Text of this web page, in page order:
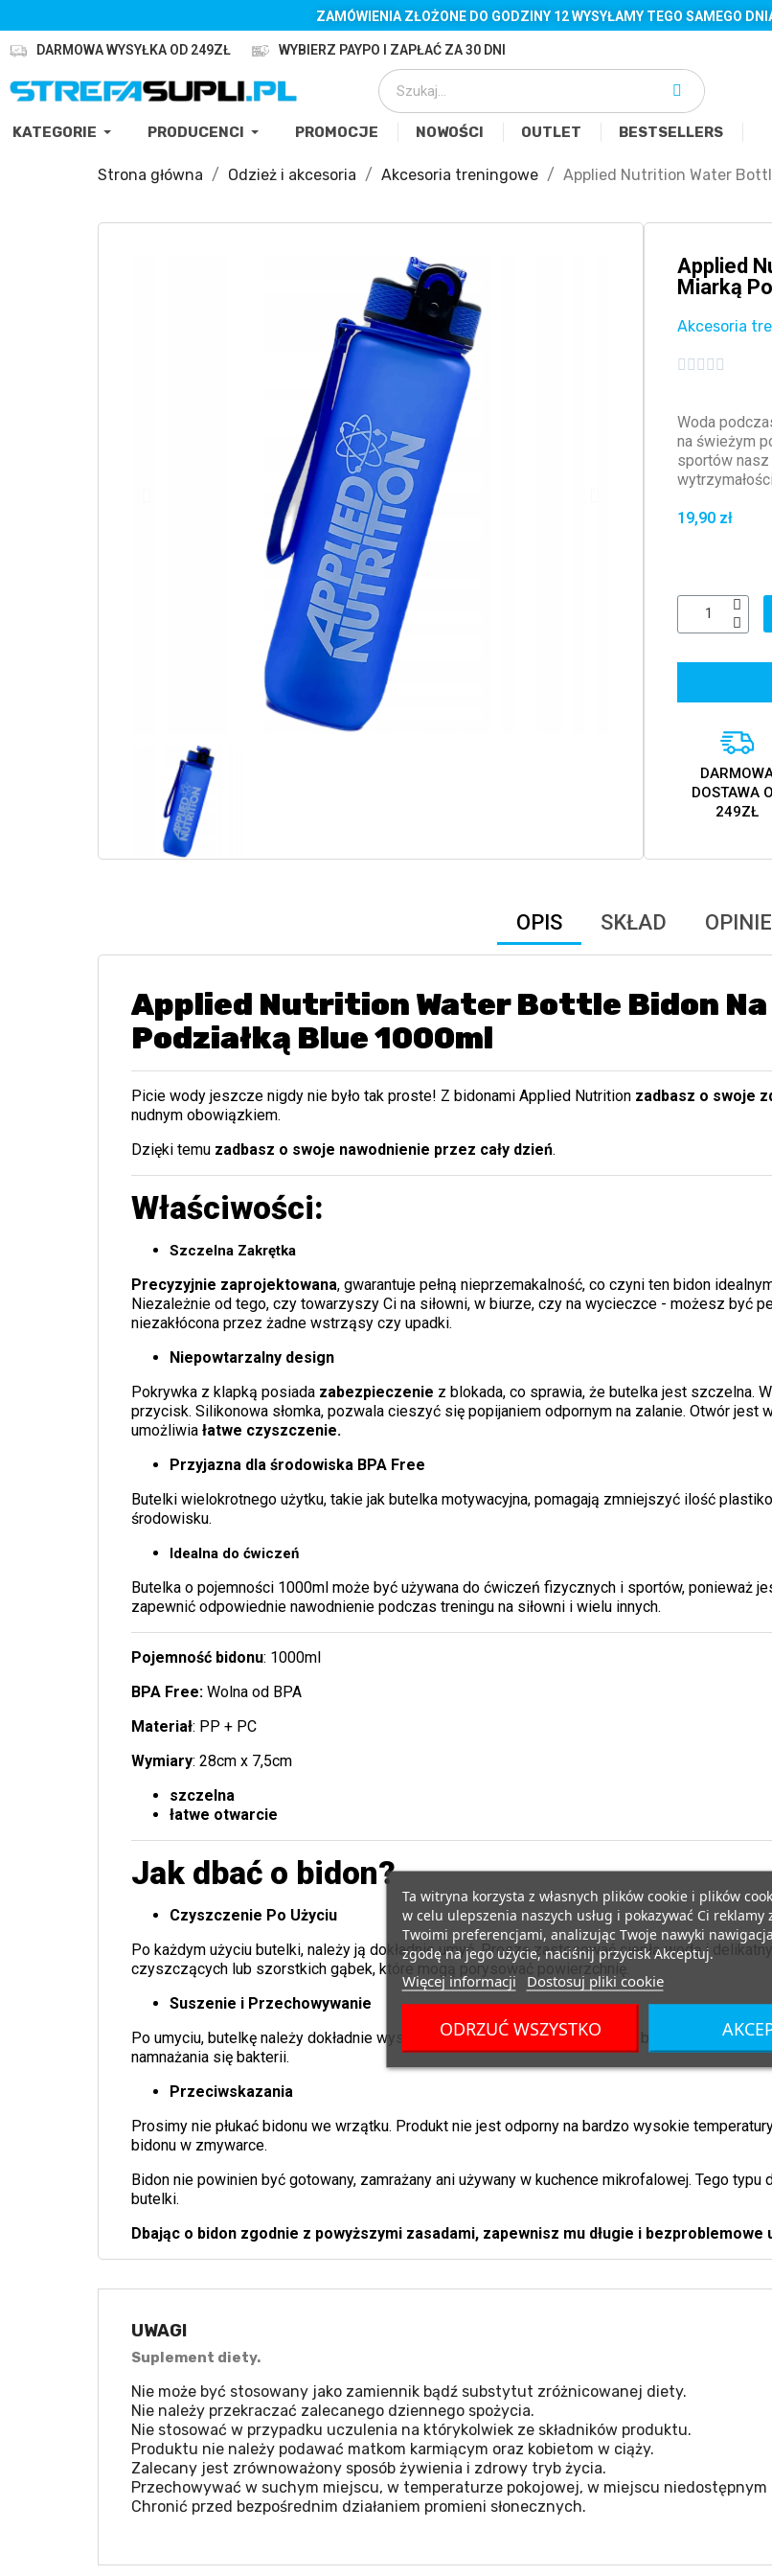
ZAMÓWIENIA ZŁOŻONE DO GODZINY 12 WYSYŁAMY TEGO SAMEGO
DARMOWA WYSYŁKA OD 249ZŁ WYBIERZ PAYPO I ZAPŁAĆ ZA 30 DNI
KATEGORIE PRODUCENCI PROMOCJE NOWOŚCI OUTLET BESTSELLERS
Strona główna Odzież i akcesoria Akcesoria treningowe Applied Nutrition Water
Applied
Miarką
Akcesoria
    
Woda
na świeżym
sportów
19,90 zł
DOSTAWA
249ZŁ
OPIS SKŁAD OPINIE
Applied Nutrition Water Bottle Bidon Na
Podziałką Blue 1000ml
Picie wody jeszcze nigdy nie było tak proste! Z bidonami Applied Nutrition zadbasz o swoje
nudnym obowiązkiem.
Dzięki temu zadbasz o swoje nawodnienie przez cały dzień.
Właściwości:
Szczelna Zakrętka
Precyzyjnie zaprojektowana, gwarantuje pełną nieprzemakalność, co czyni ten bidon
Niezależnie od tego, czy towarzyszy Ci na siłowni, w biurze, czy na wycieczce - możesz być
niezakłócona przez żadne wstrząsy czy upadki.
Niepowtarzalny design
Pokrywka z klapką posiada zabezpieczenie z blokada, co sprawia, że butelka jest szczelna.
przycisk. Silikonowa słomka, pozwala cieszyć się popijaniem odpornym na zalanie. Otwór
umożliwiałatwe czyszczenie.
Przyjazna dla środowiska BPA Free
Butelki wielokrotnego użytku, takie jak butelka motywacyjna, pomagają zmniejszyć ilość
środowisku.
Idealna do ćwiczeń
Butelka o pojemności 1000ml może być używana do ćwiczeń fizycznych i sportów, ponieważ
zapewnić odpowiednie nawodnienie podczas treningu na siłowni i wielu innych.
Pojemność bidonu: 1000ml
BPA Free:Wolna od BPA
Materiał: PP + PC
Wymiary: 28cm x 7,5cm
szczelna
łatwe otwarcie
Jak dbać o bidon?
Czyszczenie Po Użyciu
Po każdym użyciu butelki, należy ją dokładnie umyć. Proszę zastosować ciepłą wodę i
czyszczących lub szorstkich gąbek, które mogą porysować powierzchnię.
Suszenie i Przechowywanie
Po umyciu, butelkę należy dokładnie wysuszyć. Zaleca się przechowywanie butelki w stanie
namnażania się bakterii.
Przeciwskazania
Prosimy nie płukać bidonu we wrzątku. Produkt nie jest odporny na bardzo wysokie
bidonu w zmywarce.
Bidon nie powinien być gotowany, zamrażany ani używany w kuchence mikrofalowej. Tego
butelki.
Dbając o bidon zgodnie z powyższymi zasadami, zapewnisz mu długie i bezproblemowe
UWAGI
Suplement diety.
Nie może być stosowany jako zamiennik bądź substytut zróżnicowanej diety.
Nie należy przekraczać zalecanego dziennego spożycia.
Nie stosować w przypadku uczulenia na którykolwiek ze składników produktu.
Produktu nie należy podawać matkom karmiącym oraz kobietom w ciąży.
Zalecany jest zrównoważony sposób żywienia i zdrowy tryb życia.
Przechowywać w suchym miejscu, w temperaturze pokojowej, w miejscu niedostępnym
Chronić przed bezpośrednim działaniem promieni słonecznych.
Ta witryna korzysta z własnych plików cookie i plików
w celu ulepszenia naszych usług i pokazywać Ci reklamy
Twoimi preferencjami, analizując Twoje nawyki
zgodę na jego użycie, naciśnij przycisk Akceptuj.
Więcej informacji Dostosuj pliki cookie
ODRZUĆ WSZYSTKO